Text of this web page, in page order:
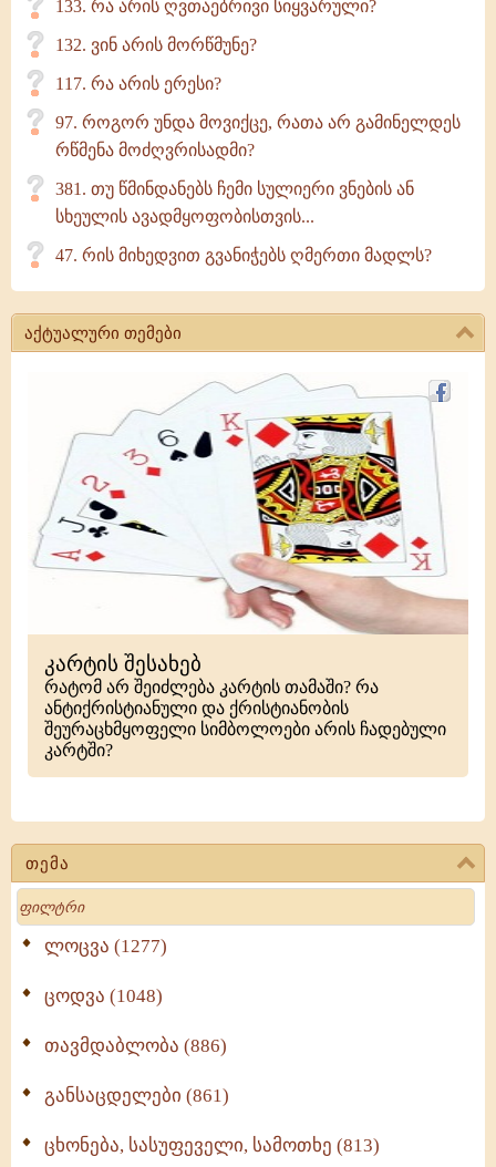
თემა
Search
ლოცვა (1277)
ცოდვა (1048)
თავმდაბლობა (886)
განსაცდელები (861)
ცხონება, სასუფეველი, სამოთხე (813)
133. რა არის ღვთაებრივი სიყვარული?
132. ვინ არის მორწმუნე?
117. რა არის ერესი?
97. როგორ უნდა მოვიქცე, რათა არ გამინელდეს
რწმენა მოძღვრისადმი?
381. თუ წმინდანებს ჩემი სულიერი ვნების ან
სხეულის ავადმყოფობისთვის...
47. რის მიხედვით გვანიჭებს ღმერთი მადლს?
აქტუალური თემები
კარტის შესახებ
რატომ არ შეიძლება კარტის თამაში? რა
ანტიქრისტიანული და ქრისტიანობის
შეურაცხმყოფელი სიმბოლოები არის ჩადებული
კარტში?